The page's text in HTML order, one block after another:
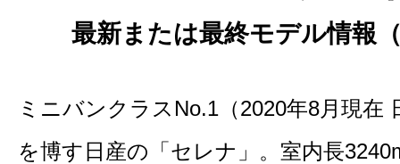
最新または最終モデル情報
ミニバンクラスNo.1（2020年8月現在
を博す日産の「セレナ」。室内長